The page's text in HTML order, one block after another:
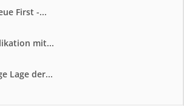
First -...
mit...
Lage der...